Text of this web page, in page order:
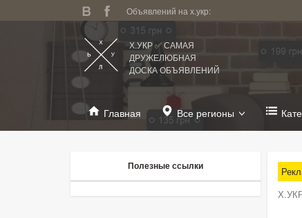
Объявлений на х.укр:
Х.УКР ✅ САМАЯ
ДРУЖЕЛЮБНАЯ
ДОСКА ОБЪЯВЛЕНИЙ
Главная Все регионы
Полезные ссылки